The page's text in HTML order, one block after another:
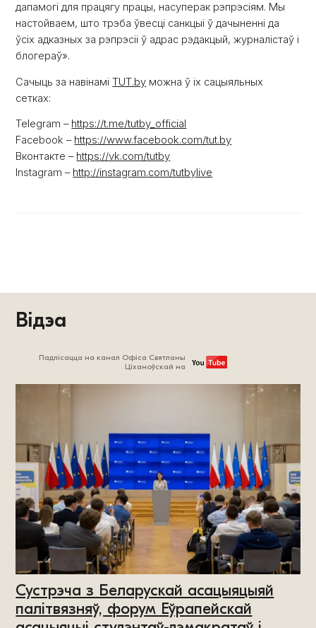
дапамогі для працягу працы, насуперак рэпрэсіям. Мы
настойваем, што трэба ўвесці санкцыі ў дачыненні да
ўсіх адказных за рэпрэсіі ў адрас рэдакцый, журналістаў і
блогераў».
Сачыць за навінаміTUT.by можна ў іх сацыяльных
сетках:
Telegram – https://t.me/tutby_official
Facebook – https://www.facebook.com/tut.by
Вконтакте – https://vk.com/tutby
Instagram – http://instagram.com/tutbylive
Відэа
Падпісацца на канал Офіса Святланы
Ціханоўскай на
Сустрэча з Беларускай асацыяцыяй
палітвязняў, форум Еўрапейскай